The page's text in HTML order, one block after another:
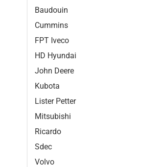
Baudouin
Cummins
FPT Iveco
HD Hyundai
John Deere
Kubota
Lister Petter
Mitsubishi
Ricardo
Sdec
Volvo